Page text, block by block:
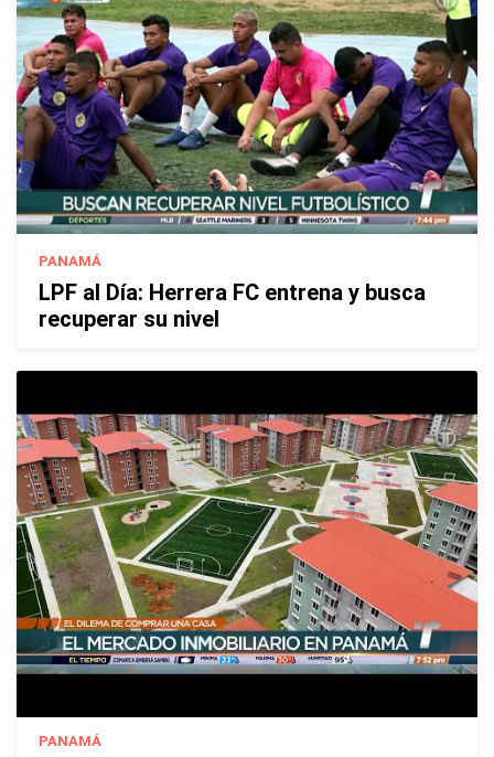
PANAMÁ
LPF al Día: Herrera FC entrena y busca
recuperar su nivel
PANAMÁ